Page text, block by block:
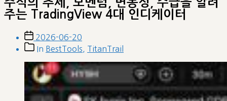
주식의 추세, 모멘텀, 변동성, 수급을 알려
주는 TradingView 4대 인디케이터
Post
date
2026-06-20
PostIn BestTools TitanTrail